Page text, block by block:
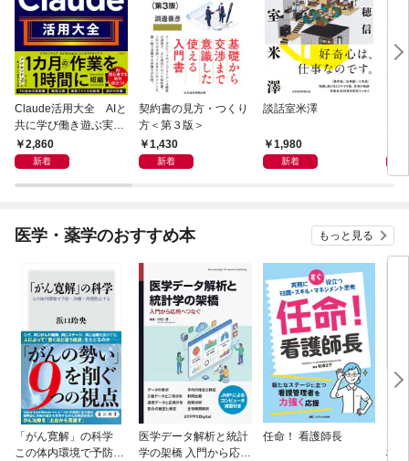
Claude活用大全 AIと
共に学び働き遊ぶ実践
ガイド
2,860
新着
契約書の見方・つくり
方＜第３版＞
1,430
新着
談話室米澤
1,980
新着
医学・薬学のおすすめ本 もっと見る
「がん寛解」の科学
この体内環境で予防・
医学データ解析と統計
学の架橋 入門から応用
任命！ 看護師長
格